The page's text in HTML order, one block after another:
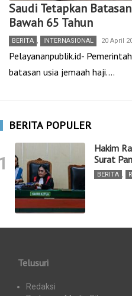
Saudi Tetapkan
Bawah 65 Tahun
BERITA , INTERNASIONAL 20 April
Pelayananpublik.id-
batasan usia jemaah haji.…
BERITA POPULER
Hakim
Surat
BERITA ,
Telusuri
Redaksi